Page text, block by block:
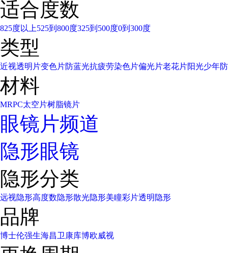
适合度数
825度以上525到800度325到500度0到300度
类型
近视透明片变色片防蓝光抗疲劳染色片偏光片老花片阳光少年
材料
MRPC太空片树脂镜片
眼镜片频道
隐形眼镜
隐形分类
远视隐形高度数隐形散光隐形美瞳彩片透明隐形
品牌
博士伦强生海昌卫康库博欧威视